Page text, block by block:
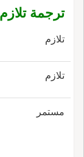
ترجمة
تلازم
تلازم
مستمر